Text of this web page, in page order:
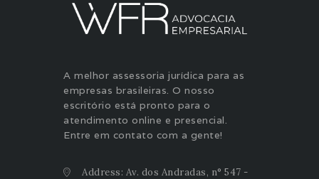
A melhor assessoria jurídica para as
empresas brasileiras. O nosso
escritório está pronto para o
atendimento online e presencial.
Entre em contato com a gente!
Address: Av. dos Andradas, n° 547 -